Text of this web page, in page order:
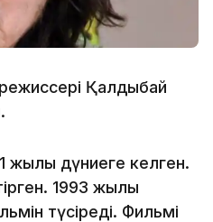
Қалдыбай
жылы дүниеге келген.
1993 жылы
түсіреді. Фильмі